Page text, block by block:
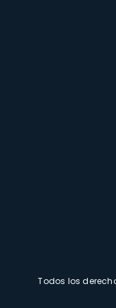
Todos los